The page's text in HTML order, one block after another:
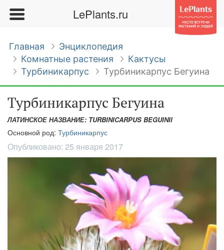
LePlants.ru
Главная
Энциклопедия
Комнатные растения
Кактусы
Турбиникарпус
Турбиникарпус Бегуина
Турбиникарпус Бегуина
ЛАТИНСКОЕ НАЗВАНИЕ: TURBINICARPUS BEGUINII
Основной род: Турбиникарпус
Опубликовано: 25 января 2017